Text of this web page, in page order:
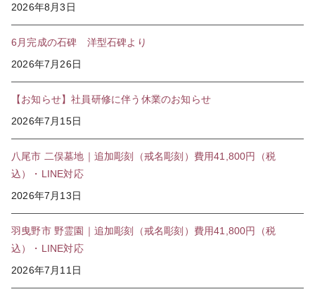
2026年8月3日
6月完成の石碑 洋型石碑より
2026年7月26日
【お知らせ】社員研修に伴う休業のお知らせ
2026年7月15日
八尾市 二俣墓地｜追加彫刻（戒名彫刻）費用41,800円（税
込）・LINE対応
2026年7月13日
羽曳野市 野霊園｜追加彫刻（戒名彫刻）費用41,800円（税
込）・LINE対応
2026年7月11日